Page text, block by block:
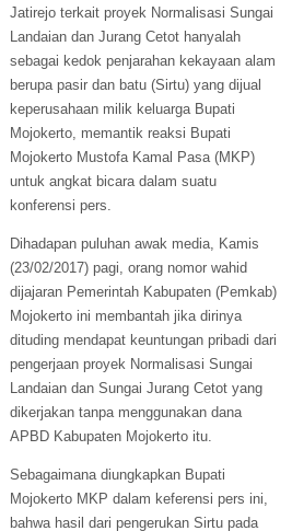
Jatirejo terkait proyek Normalisasi Sungai
Landaian dan Jurang Cetot hanyalah
sebagai kedok penjarahan kekayaan alam
berupa pasir dan batu (Sirtu) yang dijual
keperusahaan milik keluarga Bupati
Mojokerto, memantik reaksi Bupati
Mojokerto Mustofa Kamal Pasa (MKP)
untuk angkat bicara dalam suatu
konferensi pers.
Dihadapan puluhan awak media, Kamis
(23/02/2017) pagi, orang nomor wahid
dijajaran Pemerintah Kabupaten (Pemkab)
Mojokerto ini membantah jika dirinya
dituding mendapat keuntungan pribadi dari
pengerjaan proyek Normalisasi Sungai
Landaian dan Sungai Jurang Cetot yang
dikerjakan tanpa menggunakan dana
APBD Kabupaten Mojokerto itu.
Sebagaimana diungkapkan Bupati
Mojokerto MKP dalam keferensi pers ini,
bahwa hasil dari pengerukan Sirtu pada